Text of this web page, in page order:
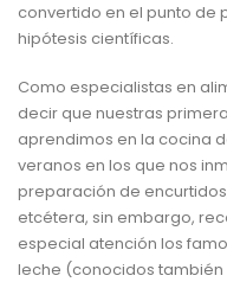
convertido en el punto de
hipótesis científicas.
Como especialistas en
decir que nuestras
aprendimos en la cocina
veranos en los que nos
preparación de
etcétera, sin embargo,
especial atención los
leche (conocidos